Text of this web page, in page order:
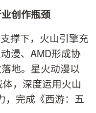
创作瓶颈
撑下，火山引擎充
漫、AMD形成协
地。星火动漫以
，深度运用火山
，完成《西游：五